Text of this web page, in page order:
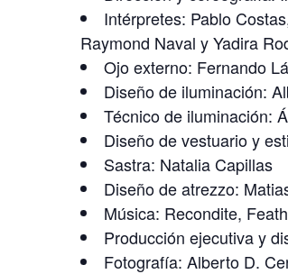
Intérpretes: Pablo
Raymond Naval y Yadira
Ojo externo: Fernando
Diseño de iluminación:
Técnico de iluminación:
Diseño de vestuario y
Sastra: Natalia Capillas
Diseño de atrezzo:
Música: Recondite,
Producción ejecutiva y
Fotografía: Alberto D.